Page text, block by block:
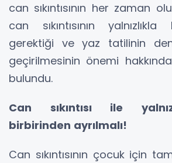
can sıkıntısının her zaman
can sıkıntısının yalnızlıkla
gerektiği ve yaz tatilinin
geçirilmesinin önemi
bulundu.
Can sıkıntısı ile
birbirinden ayrılmalı!
Can sıkıntısının çocuk için